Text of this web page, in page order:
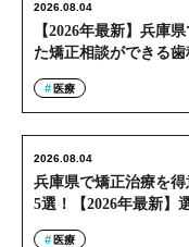
【2026年最新】兵庫
た矯正相談ができる
2026.08.04
医療
兵庫県で矯正治療を
5選！【2026年最新】
2026.08.04
医療